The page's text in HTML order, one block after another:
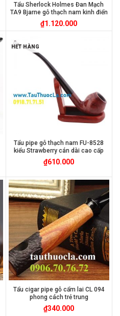
Tẩu Sherlock Holmes Đan Mạch
TA9 Bjarne gỗ thạch nam kinh điển
₫1.120.000
HẾT HÀNG
Tẩu pipe gỗ thạch nam FU-8528
kiểu Strawberry cán dài cao cấp
₫610.000
Tẩu cigar pipe gỗ cẩm lai CL 094
phong cách trẻ trung
₫340.000